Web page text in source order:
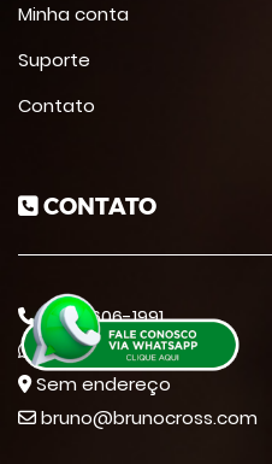
Minha conta
Suporte
Contato
CONTATO
47 99606-1991
11 965856619
Sem endereço
bruno@brunocross.com